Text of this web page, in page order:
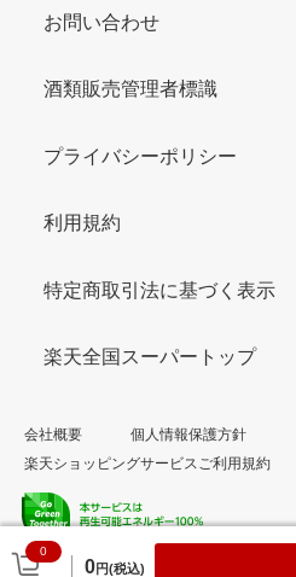
0
0円(税込)
お問い合わせ
酒類販売管理者標識
プライバシーポリシー
利用規約
特定商取引法に基づく表示
楽天全国スーパートップ
会社概要
個人情報保護方針
楽天ショッピングサービスご利用規約
© Rakuten Group, Inc.